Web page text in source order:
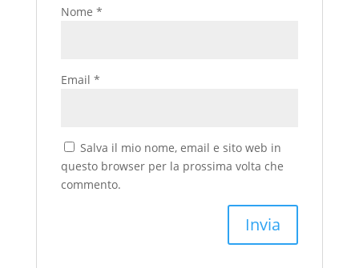
Nome *
Email *
Salva il mio nome, email e sito web in
questo browser per la prossima volta che
commento.